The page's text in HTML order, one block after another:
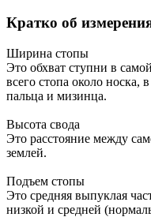
Кратко об
Ширина стопы
Это обхват ступни в
всего стопа около носка,
пальца и мизинца.
Высота свода
Это расстояние между
землей.
Подъем стопы
Это средняя выпуклая
низкой и средней